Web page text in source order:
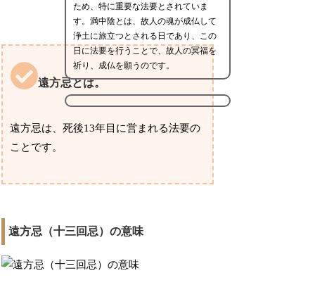
ため、特に重要な法要とされていま
す。満中陰とは、故人の魂が成仏して
浄土に旅立つとされる日であり、この
日に法要を行うことで、故人の冥福を
祈り、成仏を願うのです。
遠方忌とは。
遠方忌は、死後13年目に営まれる法要の
ことです。
遠方忌（十三回忌）の意味